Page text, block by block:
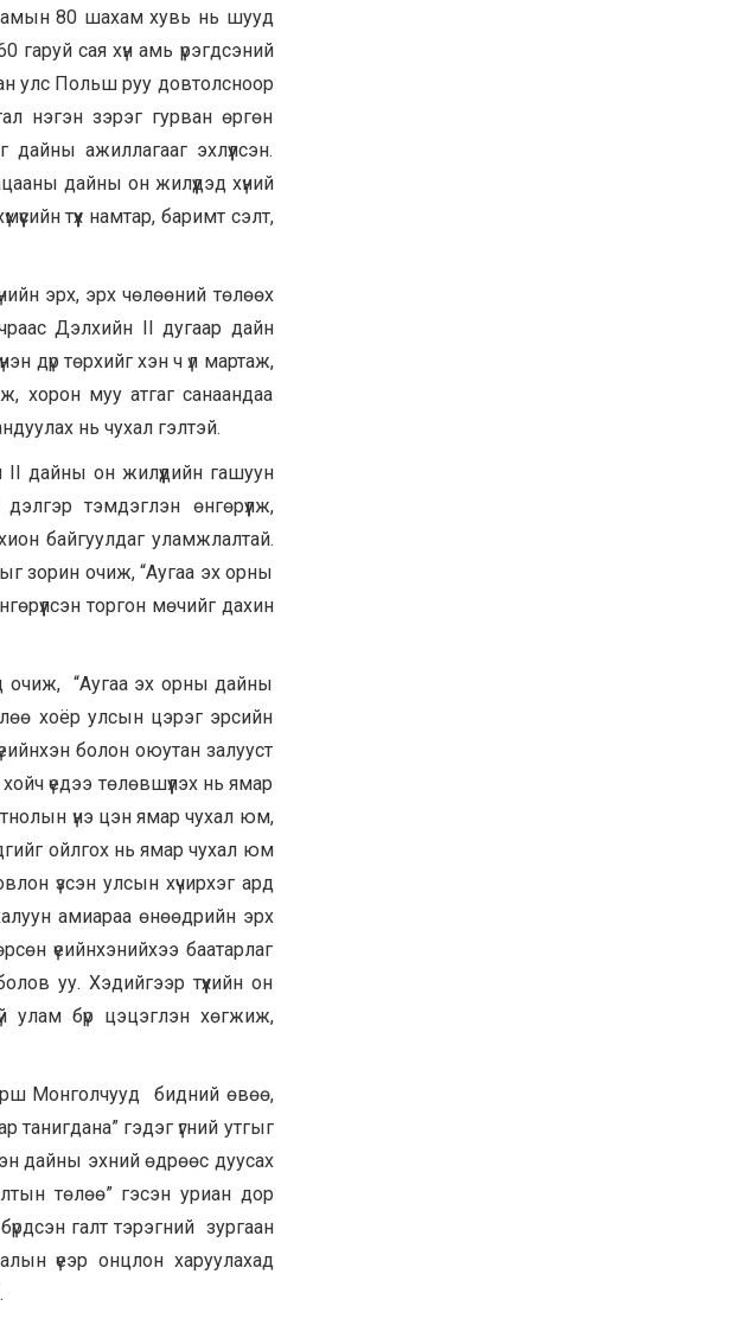
амын 80 шахам хувь нь шууд
сая хүн амь үрэгдсэний
улс Польш руу довтолсноор
нэгэн зэрэг гурван өргөн
ажиллагааг эхлүүлсэн.
дайны он жилүүдэд хүний
түүх намтар, баримт сэлт,
эрх, эрх чөлөөний төлөөх
Дэлхийн II дугаар дайн
дүр төрхийг хэн ч үл мартаж,
хорон муу атгаг санаандаа
нь чухал гэлтэй.
дайны он жилүүдийн гашуун
тэмдэглэн өнгөрүүлж,
байгуулдаг уламжлалтай.
зорин очиж, “Аугаа эх орны
торгон мөчийг дахин
очиж, “Аугаа эх орны дайны
хоёр улсын цэрэг эрсийн
болон оюутан залууст
үедээ төлөвшүүлэх нь ямар
үнэ цэн ямар чухал юм,
ойлгох нь ямар чухал юм
үзсэн улсын хүчирхэг ард
амиараа өнөөдрийн эрх
үеийнхэнийхээ баатарлаг
уу. Хэдийгээр түүхийн он
улам бүр цэцэглэн хөгжиж,
Монголчууд бидний өвөө,
гэдэг үгний утгыг
дайны эхний өдрөөс дуусах
төлөө” гэсэн уриан дор
галт тэрэгний зургаан
үеэр онцлон харуулахад